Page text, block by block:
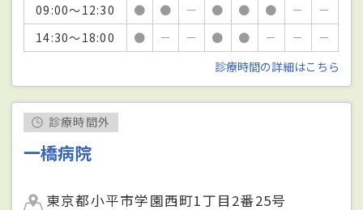
09:00～12:30
● ● － ● ● ● －
－
14:30～18:00
● － － ● ● － －
－
診療時間の詳細はこちら
診療時間外
一橋病院
東京都小平市学園西町1丁目2番25号